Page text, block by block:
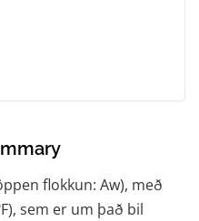
flokkun: Aw), með
sem er um það bil